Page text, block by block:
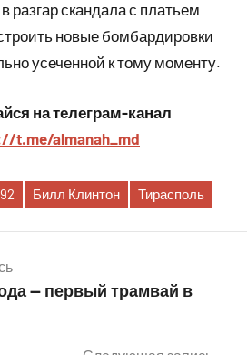
разгар скандала с платьем
новые бомбардировки
усеченной к тому моменту.
на телеграм-канал
t.me/almanah_md
Билл Клинтон Тирасполь
— первый трамвай в